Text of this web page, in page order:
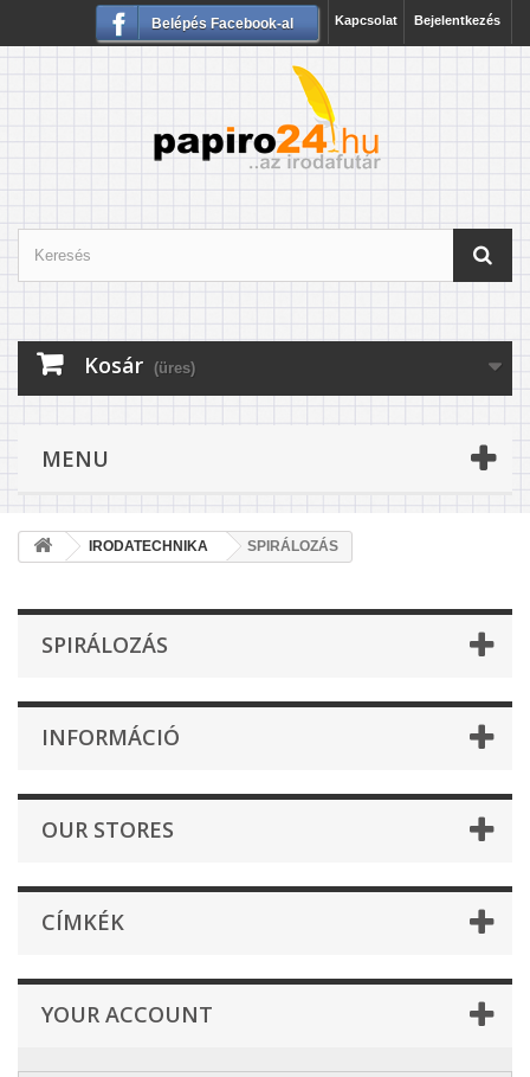
Bejelentkezés
Kapcsolat
Belépés Facebook-al
Kosár (üres)
MENU
IRODATECHNIKA SPIRÁLOZÁS
SPIRÁLOZÁS
INFORMÁCIÓ
OUR STORES
CÍMKÉK
YOUR ACCOUNT